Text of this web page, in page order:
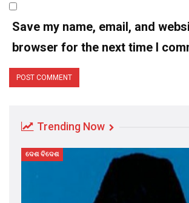
Save my name, email, and
browser for the next time I
Trending Now
ଦେଶ ବିଦେଶ